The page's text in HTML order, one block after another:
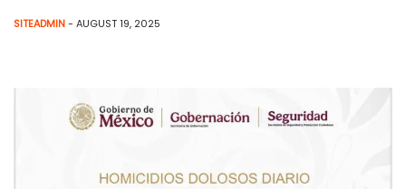
SITEADMIN- AUGUST 19, 2025